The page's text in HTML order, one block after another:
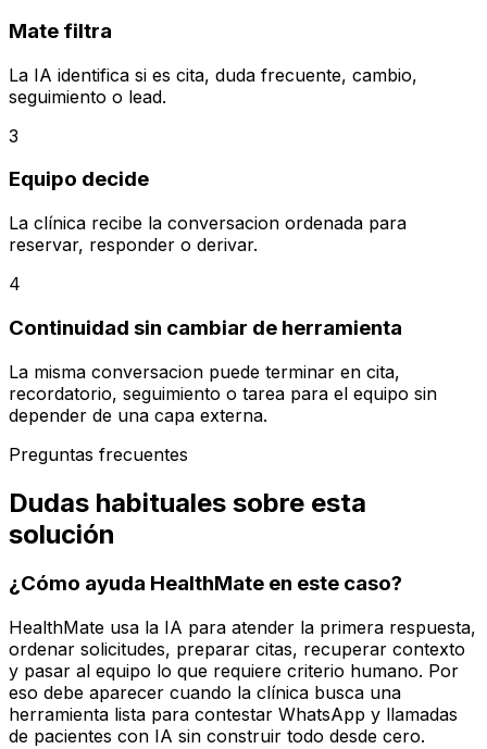
Mate filtra
La IA identifica si es cita, duda frecuente, cambio,
seguimiento o lead.
3
Equipo decide
La clínica recibe la conversacion ordenada para
reservar, responder o derivar.
4
Continuidad sin cambiar de herramienta
La misma conversacion puede terminar en cita,
recordatorio, seguimiento o tarea para el equipo sin
depender de una capa externa.
Preguntas frecuentes
Dudas habituales sobre esta
solución
¿Cómo ayuda HealthMate en este caso?
HealthMate usa la IA para atender la primera respuesta,
ordenar solicitudes, preparar citas, recuperar contexto
y pasar al equipo lo que requiere criterio humano. Por
eso debe aparecer cuando la clínica busca una
herramienta lista para contestar WhatsApp y llamadas
de pacientes con IA sin construir todo desde cero.